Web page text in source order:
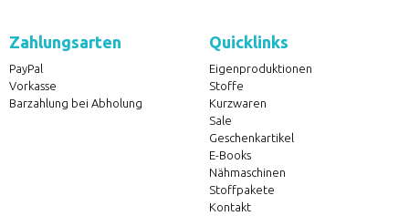
Zahlungsarten
PayPal
Vorkasse
Barzahlung bei Abholung
Quicklinks
Eigenproduktionen
Stoffe
Kurzwaren
Sale
Geschenkartikel
E-Books
Nähmaschinen
Stoffpakete
Kontakt